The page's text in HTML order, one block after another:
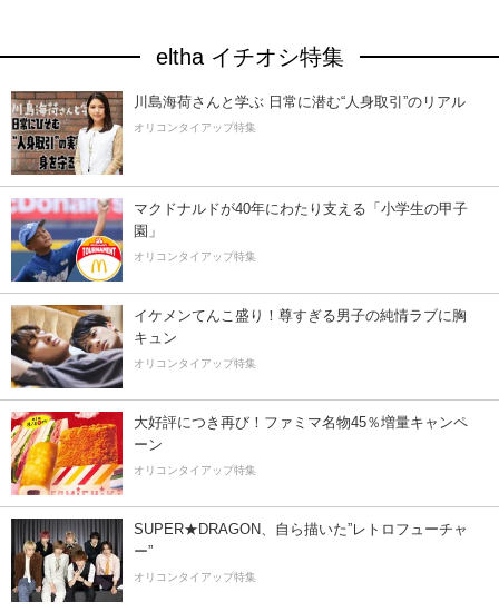
eltha イチオシ特集
川島海荷さんと学ぶ 日常に潜む“人身取引”のリアル
オリコンタイアップ特集
マクドナルドが40年にわたり支える「小学生の甲子
園」
オリコンタイアップ特集
イケメンてんこ盛り！尊すぎる男子の純情ラブに胸
キュン
オリコンタイアップ特集
大好評につき再び！ファミマ名物45％増量キャンペ
ーン
オリコンタイアップ特集
SUPER★DRAGON、自ら描いた”レトロフューチャ
ー”
オリコンタイアップ特集